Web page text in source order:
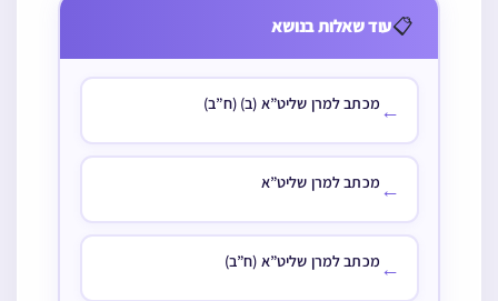
📋עוד שאלות בנושא
← מכתב למרן שליט”א (ב) (ח”ב)
← מכתב למרן שליט”א
← מכתב למרן שליט”א (ח”ב)